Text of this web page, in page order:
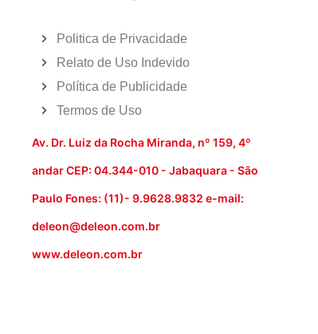
Politica de Privacidade
Relato de Uso Indevido
Política de Publicidade
Termos de Uso
Av. Dr. Luiz da Rocha Miranda, nº 159, 4º
andar CEP: 04.344-010 - Jabaquara - São
Paulo Fones: (11)- 9.9628.9832 e-mail:
deleon@deleon.com.br
www.deleon.com.br